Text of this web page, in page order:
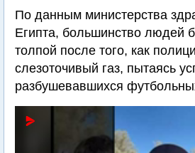
По данным министерства
Египта, большинство людей
толпой после того, как
слезоточивый газ, пытаясь
разбушевавшихся